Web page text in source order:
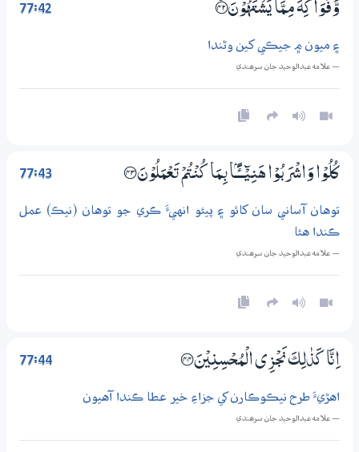
77:42 وَّفَوَاكِهَ مِـمَّا يَشْتَهُوْنَ ؀ۭ42
۽ ميون ۾ جيڪي کين وڻندا
— علامه عبدالوحيد جان سرھندي
77:43 كُلُوْا وَاشْرَبُوْا هَنِيْۗــــــًٔـــــۢا بِـمَا كُنْتُمْ تَعْمَلُوْنَ ؀43
توهان آساني سان کائو ۽ پيئو انهيءَ ڪري جو توهان (نيڪ) عمل
ڪندا هئا
— علامه عبدالوحيد جان سرھندي
77:44 اِنَّا كَذٰلِكَ نَجْزِي الْمُحْسِنِيْنَ ؀44
اهڙيءَ طرح نيڪوڪارن کي جزاءِ خير عطا ڪندا آهيون
— علامه عبدالوحيد جان سرھندي